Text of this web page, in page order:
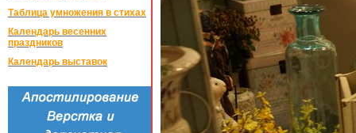
Таблица умножения в стихах
Календарь весенних
праздников
Календарь выставок